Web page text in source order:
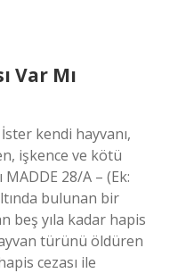
Var Mı
kendi hayvanı,
işkence ve kötü
28/A – (Ek:
bulunan bir
beş yıla kadar hapis
türünü öldüren
cezası ile